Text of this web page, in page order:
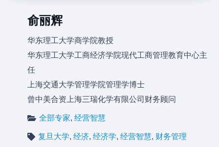
俞丽辉
华东理工大学商学院教授
华东理工大学工商经济学院现代工商管理教育中心主
任
上海交通大学管理学院管理学博士
曾中美合资上海三瑞化学有限公司财务顾问
全部专家,经营智慧
复旦大学,经济,经济学,经营智慧, 财务管理